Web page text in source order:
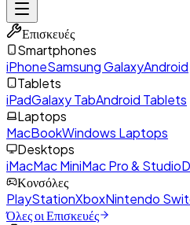
Επισκευές
Smartphones
iPhoneSamsung GalaxyAndroid
Tablets
iPadGalaxy TabAndroid Tablets
Laptops
MacBookWindows Laptops
Desktops
iMacMac MiniMac Pro & Studio
Κονσόλες
PlayStationXboxNintendo
Όλες οι Επισκευές